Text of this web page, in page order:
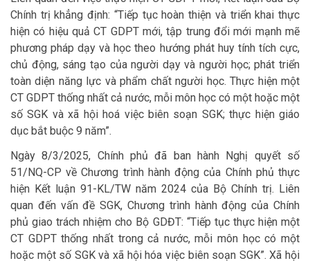
Chính trị khẳng định: “Tiếp tục hoàn thiện và triển khai thực
hiện có hiệu quả CT GDPT mới, tập trung đổi mới mạnh mẽ
phương pháp dạy và học theo hướng phát huy tính tích cực,
chủ động, sáng tạo của người dạy và người học; phát triển
toàn diện năng lực và phẩm chất người học. Thực hiện một
CT GDPT thống nhất cả nước, mỗi môn học có một hoặc một
số SGK và xã hội hoá việc biên soạn SGK; thực hiện giáo
dục bắt buộc 9 năm”.
Ngày 8/3/2025, Chính phủ đã ban hành Nghị quyết số
51/NQ-CP về Chương trình hành động của Chính phủ thực
hiện Kết luận 91-KL/TW năm 2024 của Bộ Chính trị. Liên
quan đến vấn đề SGK, Chương trình hành động của Chính
phủ giao trách nhiệm cho Bộ GDĐT: “Tiếp tục thực hiện một
CT GDPT thống nhất trong cả nước, mỗi môn học có một
hoặc một số SGK và xã hội hóa việc biên soạn SGK”. Xã hội